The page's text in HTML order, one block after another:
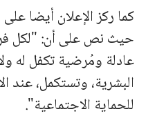
كما ركز الإعلان أيضا
حيث نص على أن: "لكل
عادلة ومُرضية تكفل له
البشرية، وتستكمل، عند
للحماية الاجتماعية".